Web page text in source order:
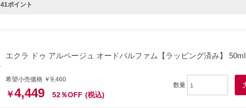
41ポイント
エクラ ドゥ アルページュ オードパルファム【ラッピング済み】 50ml
希望小売価格 ￥9,460
￥4,449 52％OFF (税込)
数量